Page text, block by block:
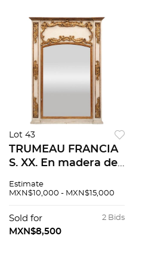
Lot 43
TRUMEAU FRANCIA
S. XX. En madera de
rectangular
motivos florales
Estimate
MXN$10,000 - MXN$15,000
2 Bids
Sold for
MXN$8,500